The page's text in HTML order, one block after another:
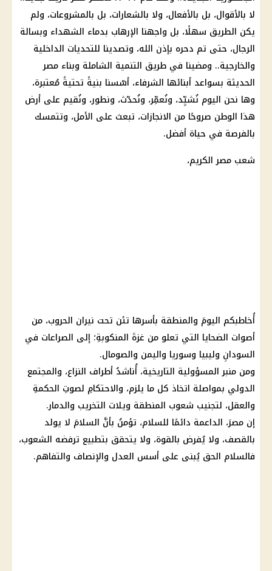
لا بالأقوال، بل بالأفعال، ولا بالشعارات، بل بالمشروعات، ولم
يكن الطريق سهلًا، بل واجهنا الإرهاب بدماء الشهداء وبسالة
الرجال، حتى تم دحره بإذن الله، وتصدينا للتحديات الداخلية
والخارجية.. ومضينا في طريق التنمية الشاملة وبناء مصر
الحديثة بسواعد أبنائها الشرفاء، أسّسنا بنيةً تحتيةً مُعتبرة،
وها نحن اليوم نُشيِّد، ونُعمِّر، ونُحدّث، ونطور، ونُقيم على أرض
هذا الوطن صروحًا من الانجازات، تبعث على الأمل، وتتمسك
بالفرصة في حياة أفضل.
شعب مصر الكريم،
أُخاطبكم اليومَ والمنطقة بأسرها تئن تحت نيران الحروب، من
أصوات الضحايا التي تعلو من غزةَ المنكوبةِ؛ إلى الصراعات في
السودانِ وليبيا وسوريا واليمن والصومال.
ومن منبر المسؤولية التاريخية، أُناشدُ أطراف النزاع، والمجتمع
الدولي بمواصلة اتخاذ كل ما يلزم، والاحتكامِ لصوتِ الحكمةِ
والعقل، لتجنيب شعوب المنطقة ويلات التخريب والدمار.
إن مصرَ، الداعمة دائمًا للسلام، تؤمنُ بأنَّ السلامَ لا يولد
بالقصف، ولا يُفرض بالقوة، ولا يتحقق بتطبيع ترفضه الشعوب،
فالسلام الحق يُبنى على أسس العدل والإنصاف والتفاهم.